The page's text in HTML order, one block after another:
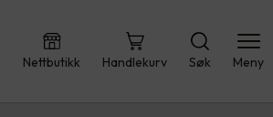
Nettbutikk Handlekurv Søk Meny